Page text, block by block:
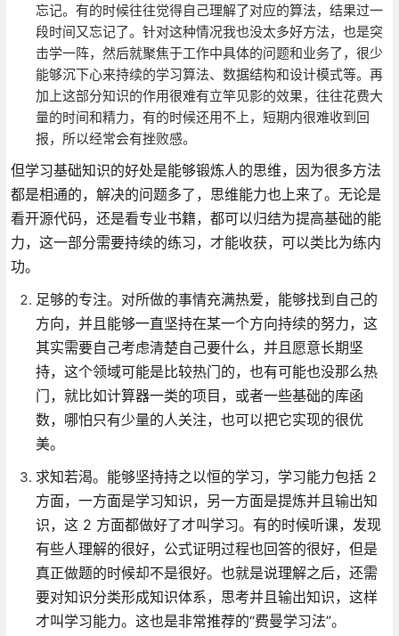
忘记。有的时候往往觉得自己理解了对应的算法，结果过一
段时间又忘记了。针对这种情况我也没太多好方法，也是突
击学一阵，然后就聚焦于工作中具体的问题和业务了，很少
能够沉下心来持续的学习算法、数据结构和设计模式等。再
加上这部分知识的作用很难有立竿见影的效果，往往花费大
量的时间和精力，有的时候还用不上，短期内很难收到回
报，所以经常会有挫败感。
但学习基础知识的好处是能够锻炼人的思维，因为很多方法
都是相通的，解决的问题多了，思维能力也上来了。无论是
看开源代码，还是看专业书籍，都可以归结为提高基础的能
力，这一部分需要持续的练习，才能收获，可以类比为练内
功。
足够的专注。对所做的事情充满热爱，能够找到自己的
方向，并且能够一直坚持在某一个方向持续的努力，这
其实需要自己考虑清楚自己要什么，并且愿意长期坚
持，这个领域可能是比较热门的，也有可能也没那么热
门，就比如计算器一类的项目，或者一些基础的库函
数，哪怕只有少量的人关注，也可以把它实现的很优
美。
求知若渴。能够坚持持之以恒的学习，学习能力包括 2
方面，一方面是学习知识，另一方面是提炼并且输出知
识，这 2 方面都做好了才叫学习。有的时候听课，发现
有些人理解的很好，公式证明过程也回答的很好，但是
真正做题的时候却不是很好。也就是说理解之后，还需
要对知识分类形成知识体系，思考并且输出知识，这样
才叫学习能力。这也是非常推荐的“费曼学习法”。